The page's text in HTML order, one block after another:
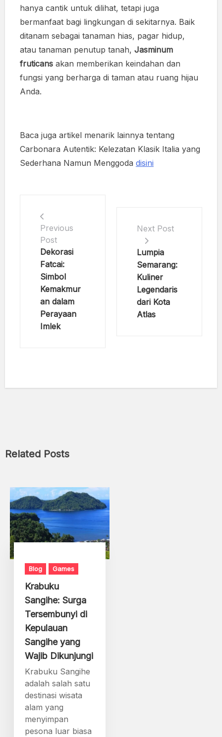
hanya cantik untuk dilihat, tetapi juga
bermanfaat bagi lingkungan di sekitarnya. Baik
ditanam sebagai tanaman hias, pagar hidup,
atau tanaman penutup tanah, Jasminum
fruticans akan memberikan keindahan dan
fungsi yang berharga di taman atau ruang hijau
Anda.
Baca juga artikel menarik lainnya tentang
Carbonara Autentik: Kelezatan Klasik Italia yang
Sederhana Namun Menggoda disini
Previous
Post
Dekorasi
Fatcai:
Simbol
Kemakmur
an dalam
Perayaan
Imlek
Next Post
Lumpia
Semarang:
Kuliner
Legendaris
dari Kota
Atlas
Related Posts
Blog Games
Krabuku
Sangihe: Surga
Tersembunyi di
Kepulauan
Sangihe yang
Wajib Dikunjungi
Krabuku Sangihe
adalah salah satu
destinasi wisata
alam yang
menyimpan
pesona luar biasa